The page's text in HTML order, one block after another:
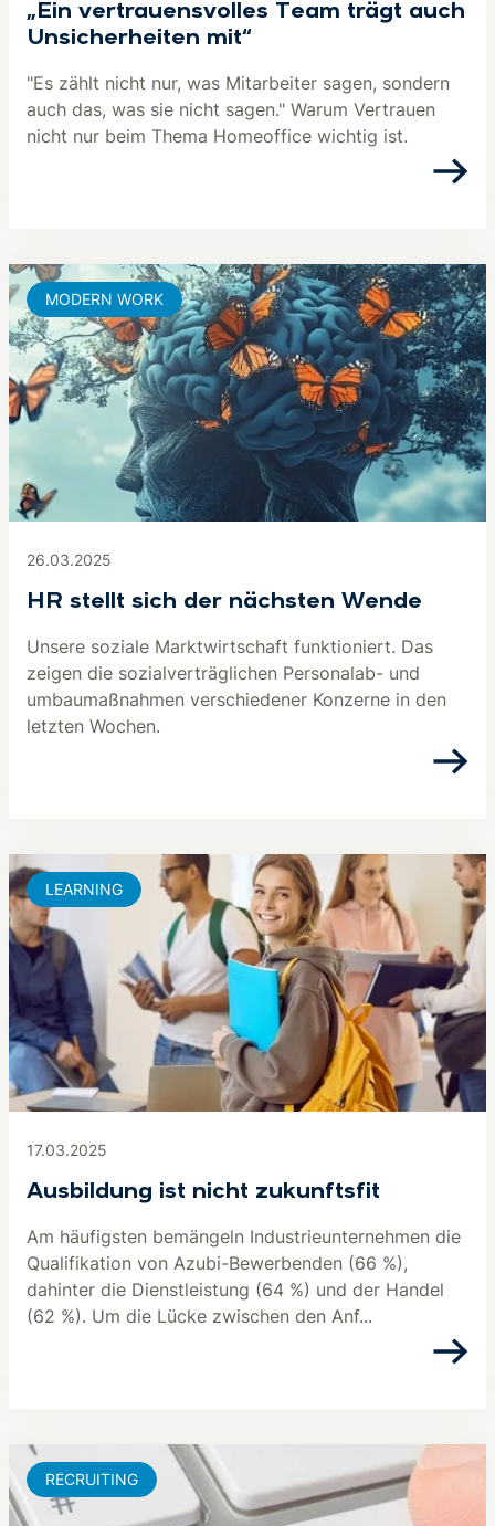
„Ein vertrauensvolles Team trägt auch
Unsicherheiten mit“
"Es zählt nicht nur, was Mitarbeiter sagen, sondern
auch das, was sie nicht sagen." Warum Vertrauen
nicht nur beim Thema Homeoffice wichtig ist.
26.03.2025
HR stellt sich der nächsten Wende
Unsere soziale Marktwirtschaft funktioniert. Das
zeigen die sozialverträglichen Personalab- und
umbaumaßnahmen verschiedener Konzerne in den
letzten Wochen.
MODERN WORK
17.03.2025
Ausbildung ist nicht zukunftsfit
Am häufigsten bemängeln Industrieunternehmen die
Qualifikation von Azubi-Bewerbenden (66 %),
dahinter die Dienstleistung (64 %) und der Handel
(62 %). Um die Lücke zwischen den Anf...
LEARNING
RECRUITING